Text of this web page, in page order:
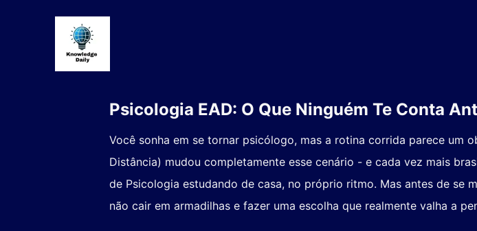
Psicologia EAD: O Que Ninguém Te Conta
Você sonha em se tornar psicólogo, mas a rotina corrida parece um
Distância) mudou completamente esse cenário - e cada vez mais
de Psicologia estudando de casa, no próprio ritmo. Mas antes de se
não cair em armadilhas e fazer uma escolha que realmente valha a